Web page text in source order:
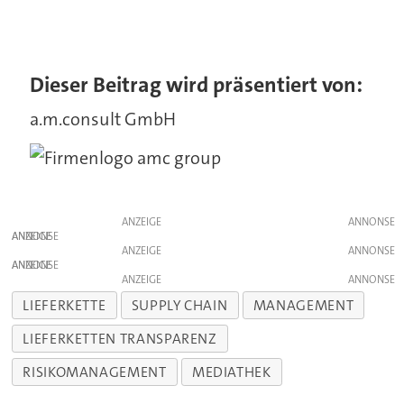
Dieser Beitrag wird präsentiert von:
a.m.consult GmbH
ANZEIGE
ANZEIGE
ANZEIGE
ANZEIGE
ANZEIGE
LIEFERKETTE SUPPLY CHAIN
MANAGEMENT
LIEFERKETTEN TRANSPARENZ
RISIKOMANAGEMENT
MEDIATHEK